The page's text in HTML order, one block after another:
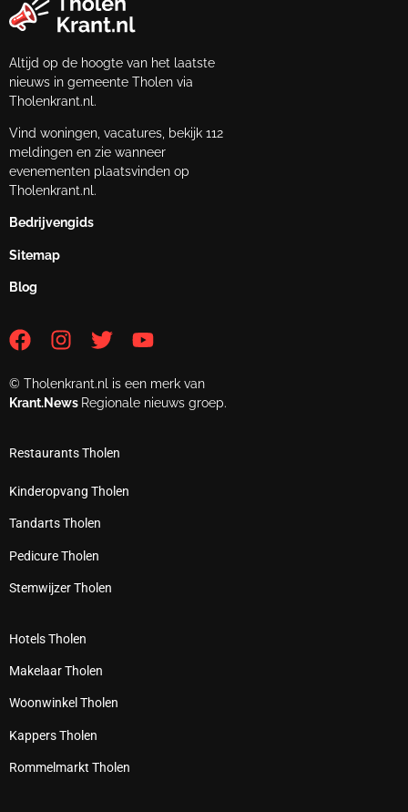
Altijd op de hoogte van het laatste
nieuws in gemeente Tholen via
Tholenkrant.nl.
Vind woningen, vacatures, bekijk 112
meldingen en zie wanneer
evenementen plaatsvinden op
Tholenkrant.nl.
Bedrijvengids
Sitemap
Blog
© Tholenkrant.nl is een merk van
Krant.News Regionale nieuws groep.
Restaurants Tholen
Kinderopvang Tholen
Tandarts Tholen
Pedicure Tholen
Stemwijzer Tholen
Hotels Tholen
Makelaar Tholen
Woonwinkel Tholen
Kappers Tholen
Rommelmarkt Tholen